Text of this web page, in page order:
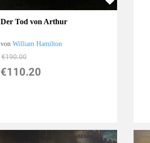
Der Tod von Arthur
vonWilliam Hamilton
€190.00
€110.20